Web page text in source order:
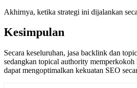
Akhirnya, ketika strategi ini dijalankan
Kesimpulan
Secara keseluruhan, jasa backlink dan
sedangkan topical authority
dapat mengoptimalkan kekuatan SEO